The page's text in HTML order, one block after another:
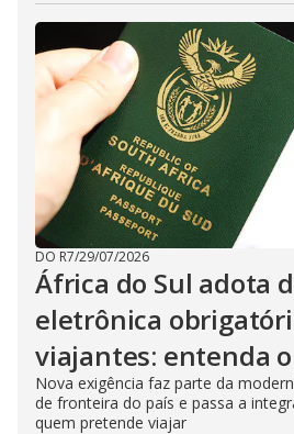
DO R7/29/07/2026
África do Sul adota
eletrônica
viajantes: entenda
Nova exigência faz parte da
de fronteira do país e passa a
quem pretende viajar